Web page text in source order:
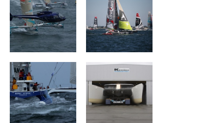
ROYALE ATLANTIC Mouse Trap
ZOULOU Groupe Dubreuil